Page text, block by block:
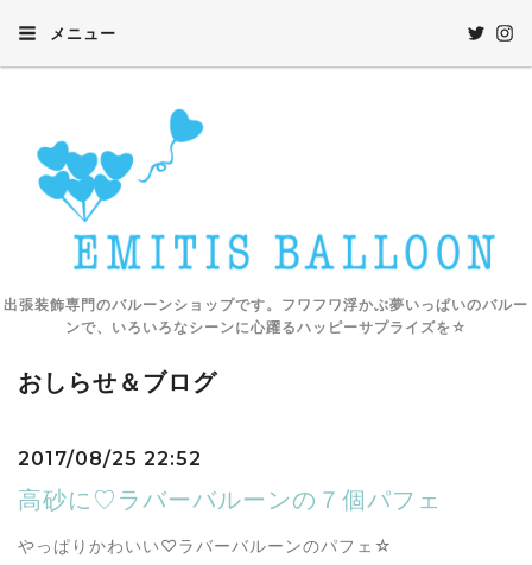
メニュー
出張装飾専門のバルーンショップです。フワフワ浮かぶ夢いっぱいのバルー
ンで、いろいろなシーンに心躍るハッピーサプライズを☆
おしらせ＆ブログ
2017/08/25 22:52
高砂に♡ラバーバルーンの７個パフェ
やっぱりかわいい♡ラバーバルーンのパフェ☆